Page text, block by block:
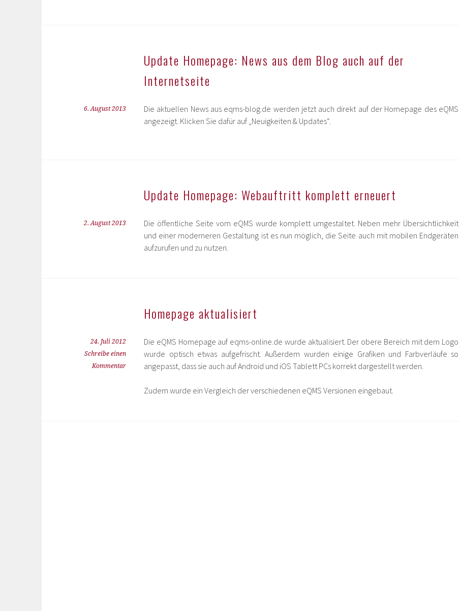
Update Homepage: News aus dem Blog auch auf der
Internetseite
6. August 2013
Die aktuellen News aus eqms-blog.de werden jetzt auch direkt auf der Homepage des eQMS
angezeigt. Klicken Sie dafür auf „Neuigkeiten & Updates“.
Update Homepage: Webauftritt komplett erneuert
2. August 2013
Die öffentliche Seite vom eQMS wurde komplett umgestaltet. Neben mehr Übersichtlichkeit
und einer moderneren Gestaltung ist es nun möglich, die Seite auch mit mobilen Endgeräten
aufzurufen und zu nutzen.
Homepage aktualisiert
24. Juli 2012
Schreibe einen
Kommentar
Die eQMS Homepage auf eqms-online.de wurde aktualisiert. Der obere Bereich mit dem Logo
wurde optisch etwas aufgefrischt. Außerdem wurden einige Grafiken und Farbverläufe so
angepasst, dass sie auch auf Android und iOS Tablett PCs korrekt dargestellt werden.
Zudem wurde ein Vergleich der verschiedenen eQMS Versionen eingebaut.